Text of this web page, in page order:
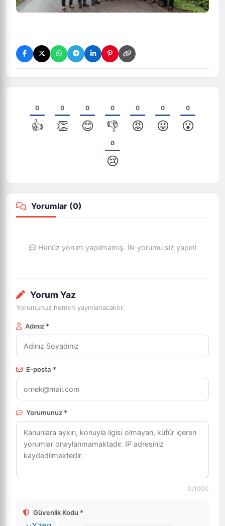
0
👍
0
👏
0
😊
0
👎
0
😡
0
😜
0
😮
0
😢
Yorumlar (0)
Henüz yorum yapılmamış. İlk yorumu siz yapın!
Yorum Yaz
Yorumunuz hemen yayınlanacaktır.
Adınız *
E-posta *
Yorumunuz *
0/1000
Güvenlik Kodu *